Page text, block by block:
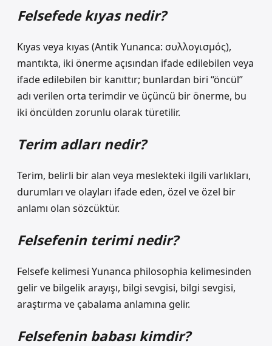
Felsefede kıyas nedir?
Kıyas veya kıyas (Antik Yunanca: συλλογισμός),
mantıkta, iki önerme açısından ifade edilebilen veya
ifade edilebilen bir kanıttır; bunlardan biri “öncül”
adı verilen orta terimdir ve üçüncü bir önerme, bu
iki öncülden zorunlu olarak türetilir.
Terim adları nedir?
Terim, belirli bir alan veya meslekteki ilgili varlıkları,
durumları ve olayları ifade eden, özel ve özel bir
anlamı olan sözcüktür.
Felsefenin terimi nedir?
Felsefe kelimesi Yunanca philosophia kelimesinden
gelir ve bilgelik arayışı, bilgi sevgisi, bilgi sevgisi,
araştırma ve çabalama anlamına gelir.
Felsefenin babası kimdir?